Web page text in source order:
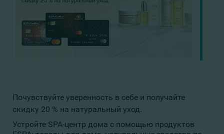
Почувствуйте уверенность в себе и получайте
скидку 20 % на натуральный уход.
Устройте SPA-центр дома с помощью продуктов